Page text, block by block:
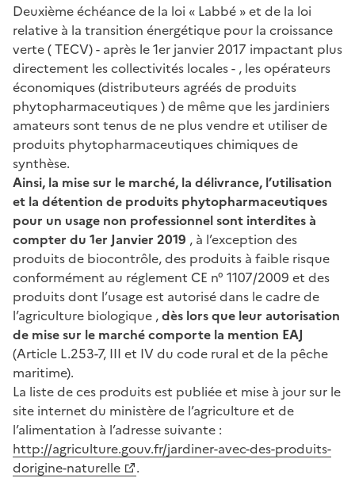
Deuxième échéance de la loi « Labbé » et de la loi
relative à la transition énergétique pour la croissance
verte ( TECV) - après le 1er janvier 2017 impactant plus
directement les collectivités locales - , les opérateurs
économiques (distributeurs agréés de produits
phytopharmaceutiques ) de même que les jardiniers
amateurs sont tenus de ne plus vendre et utiliser de
produits phytopharmaceutiques chimiques de
synthèse.
Ainsi, la mise sur le marché, la délivrance, l’utilisation
et la détention de produits phytopharmaceutiques
pour un usage non professionnel sont interdites à
compter du 1er Janvier 2019 , à l’exception des
produits de biocontrôle, des produits à faible risque
conformément au réglement CE n° 1107/2009 et des
produits dont l’usage est autorisé dans le cadre de
l’agriculture biologique ,dès lors que leur autorisation
de mise sur le marché comporte la mention EAJ
(Article L.253-7, III et IV du code rural et de la pêche
maritime).
La liste de ces produits est publiée et mise à jour sur le
site internet du ministère de l’agriculture et de
l’alimentation à l’adresse suivante :
http://agriculture.gouv.fr/jardiner-avec-des-produits-
dorigine-naturelle
.